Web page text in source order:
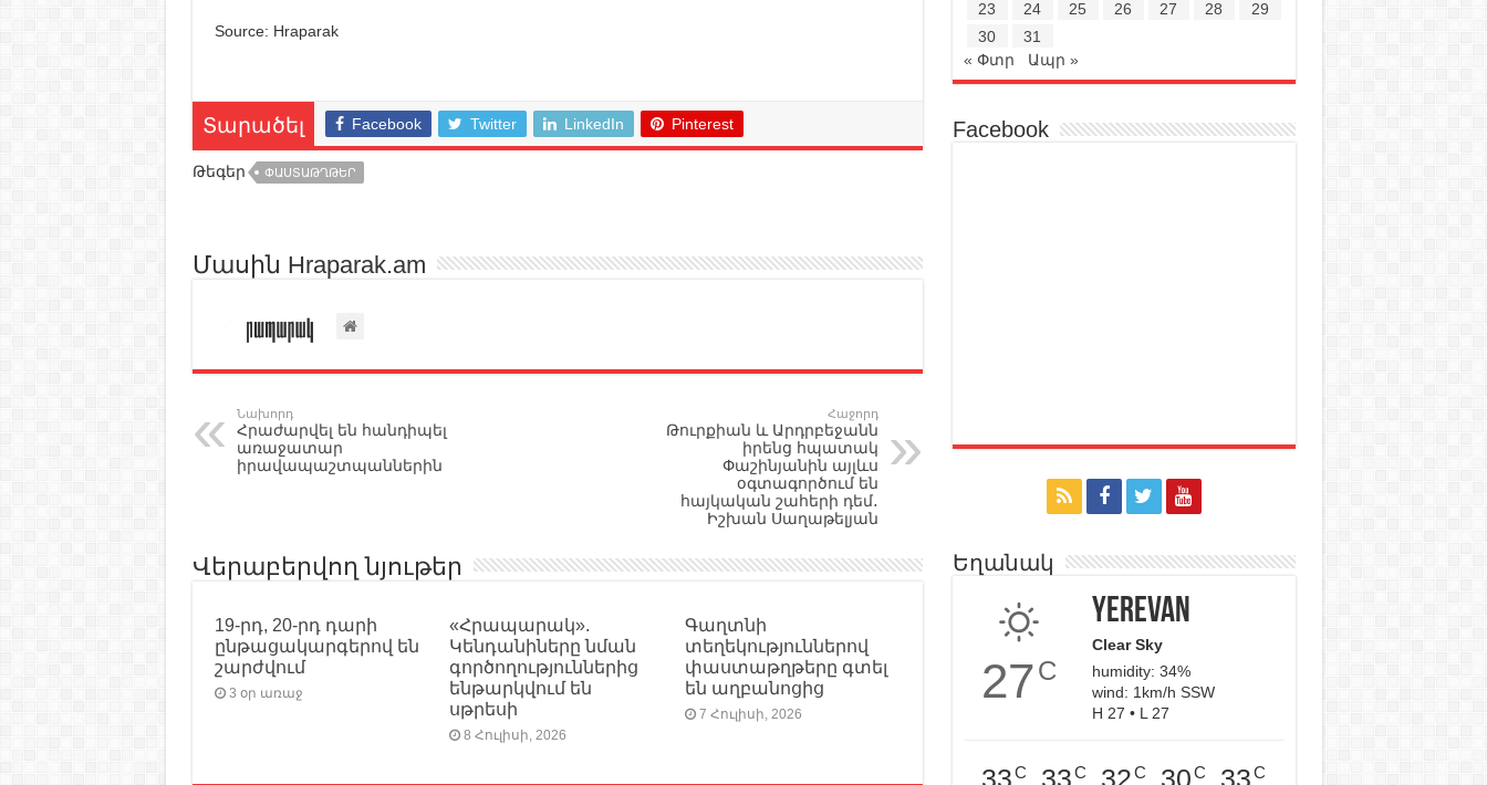
Source: Hraparak
Տարածել Facebook Twitter LinkedIn Pinterest
Թեգեր ՓԱՍՏԱԹՂԹԵՐ
Մասին Hraparak.am
Նախորդ
Հրաժարվել են հանդիպել
առաջատար
իրավապաշտպաններին
Հաջորդ
Թուրքիան և Արդրբեջանն
իրենց հպատակ
Փաշինյանին այլևս
օգտագործում են
հայկական շահերի դեմ․
Իշխան Սաղաթելյան
Վերաբերվող նյութեր
19-րդ, 20-րդ դարի
ընթացակարգերով են
շարժվում
3 օր առաջ
«Հրապարակ».
Կենդանիները նման
գործողություններից
ենթարկվում են
սթրեսի
8 Հուլիսի, 2026
Գաղտնի
տեղեկություններով
փաստաթղթերը գտել
են աղբանոցից
7 Հուլիսի, 2026
23
24 25 26 27 28
29
30
31
« Փտր
Ապր »
Facebook
Եղանակ
27C
Yerevan
Clear Sky
humidity: 34%
wind: 1km/h SSW
H 27 • L 27
C C C C C